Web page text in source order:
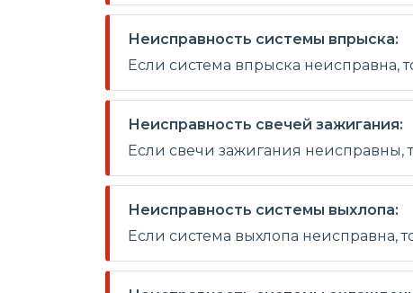
Неисправность системы впрыска:
Если система впрыска неисправна,
Неисправность свечей зажигания:
Если свечи зажигания неисправны,
Неисправность системы выхлопа:
Если система выхлопа неисправна,